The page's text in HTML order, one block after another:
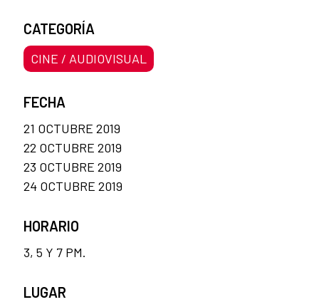
CATEGORÍA
CINE / AUDIOVISUAL
FECHA
21 OCTUBRE 2019
22 OCTUBRE 2019
23 OCTUBRE 2019
24 OCTUBRE 2019
HORARIO
3, 5 Y 7 PM.
LUGAR